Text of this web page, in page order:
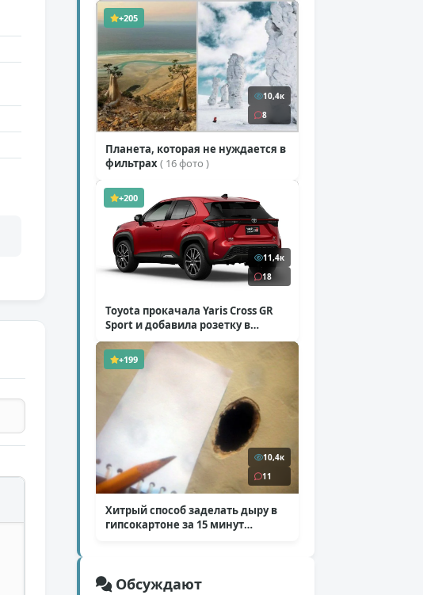
+205
10,4к
8
Планета, которая не нуждается в
фильтрах( 16 фото )
+200
11,4к
18
Toyota прокачала Yaris Cross GR
Sport и добавила розетку в
Harrier( 5 фото )
+199
10,4к
11
Хитрый способ заделать дыру в
гипсокартоне за 15 минут
Обсуждают